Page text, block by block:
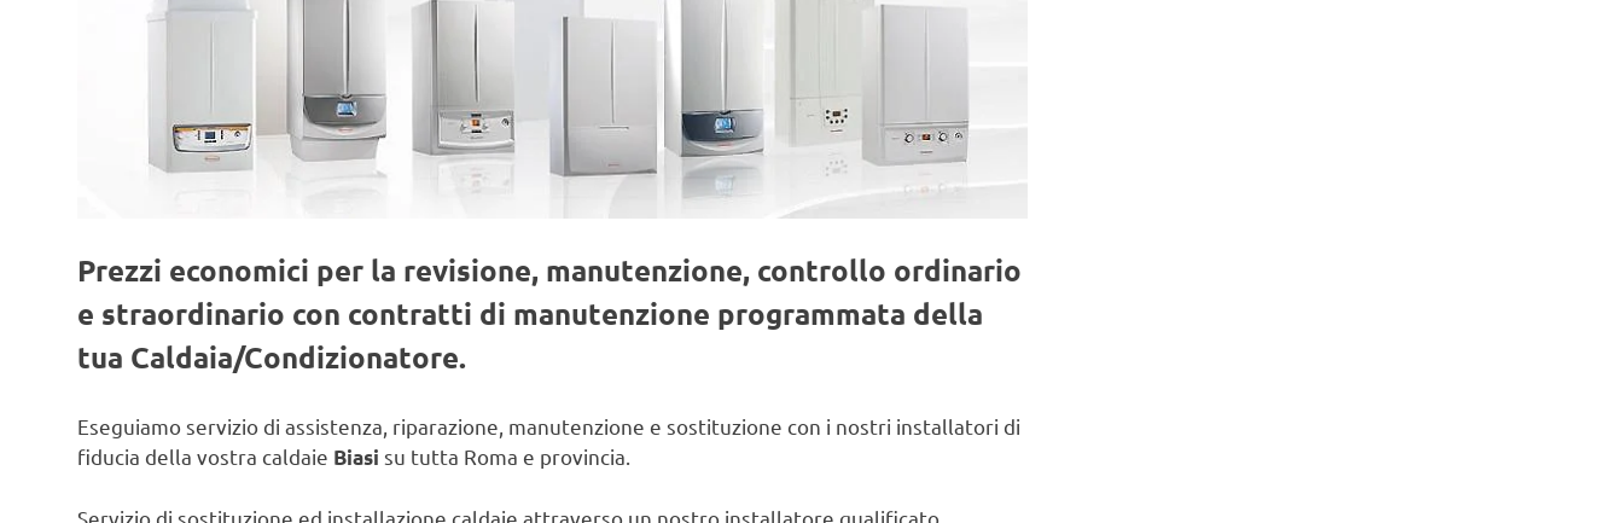
Prezzi economici per la revisione, manutenzione, controllo ordinario
e straordinario con contratti di manutenzione programmata della
tua Caldaia/Condizionatore.
Eseguiamo servizio di assistenza, riparazione, manutenzione e sostituzione con i nostri installatori di
fiducia della vostra caldaie Biasi su tutta Roma e provincia.